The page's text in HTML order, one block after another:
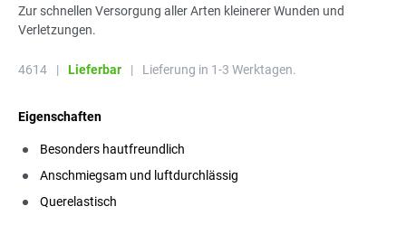
Zur schnellen Versorgung aller Arten kleinerer Wunden und
Verletzungen.
4614 | Lieferbar | Lieferung in 1-3 Werktagen.
Eigenschaften
Besonders hautfreundlich
Anschmiegsam und luftdurchlässig
Querelastisch